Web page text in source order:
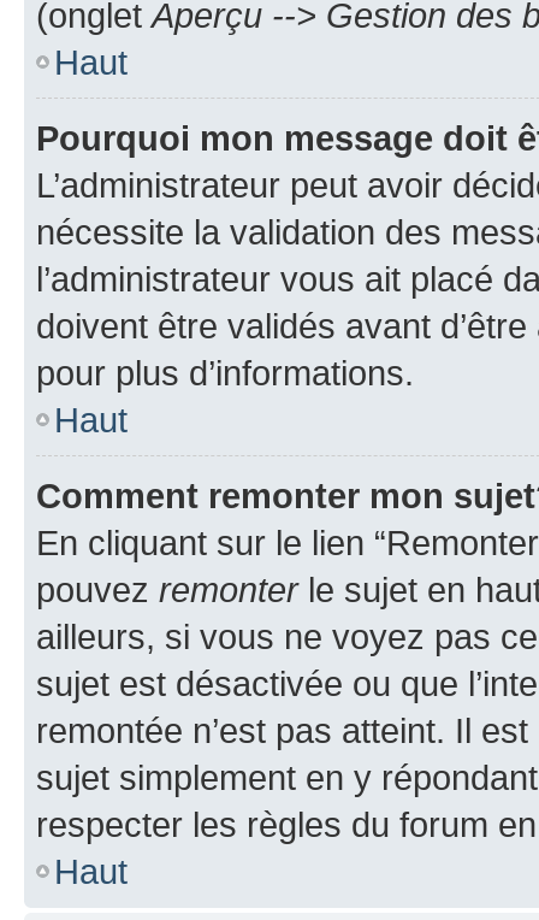
(onglet Aperçu --> Gestion des
Haut
Pourquoi mon message doit
L’administrateur peut avoir
nécessite la validation des
l’administrateur vous ait placé
doivent être validés avant
pour plus d’informations.
Haut
Comment remonter mon
En cliquant sur le lien
pouvez remonterle sujet en
ailleurs, si vous ne voyez pas
sujet est désactivée ou que
remontée n’est pas atteint. Il
sujet simplement en y
respecter les règles du forum
Haut